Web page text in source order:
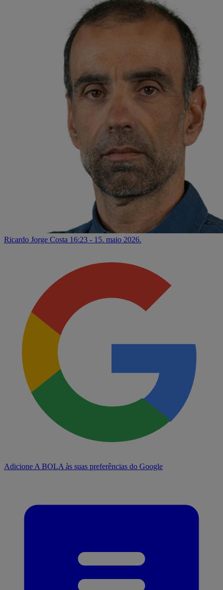
Ricardo Jorge Costa 16:23 - 15. maio 2026.
Adicione A BOLA às suas preferências do Google